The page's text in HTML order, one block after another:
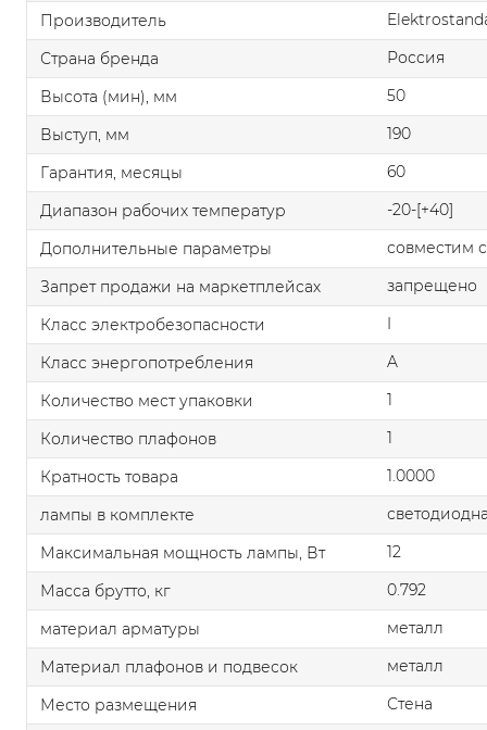
Производитель
Страна бренда
Россия
Высота (мин), мм
50
Выступ, мм
190
Гарантия, месяцы
60
Диапазон рабочих температур
-20-[+40]
Дополнительные параметры
совместим
Запрет продажи на маркетплейсах
запрещено
Класс электробезопасности
I
Класс энергопотребления
A
Количество мест упаковки
1
Количество плафонов
1
Кратность товара
1.0000
лампы в комплекте
Максимальная мощность лампы, Вт
12
Масса брутто, кг
0.792
материал арматуры
металл
Материал плафонов и подвесок
металл
Место размещения
Стена